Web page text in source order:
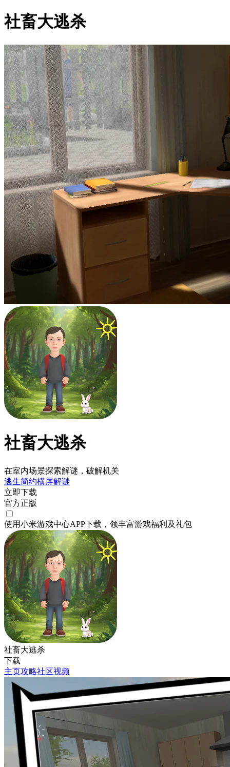
社畜大逃杀
社畜大逃杀
在室内场景探索解谜，破解机关
逃生简约横屏解谜
立即下载
官方正版
使用小米游戏中心APP下载 ，领丰富游戏福利 及礼包
社畜大逃杀
下载
主页攻略社区视频